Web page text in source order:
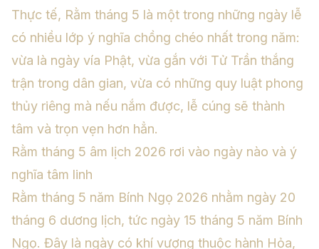
Thực tế, Rằm tháng 5 là một trong những ngày lễ
có nhiều lớp ý nghĩa chồng chéo nhất trong năm:
vừa là ngày vía Phật, vừa gắn với Tử Trần thắng
trận trong dân gian, vừa có những quy luật phong
thủy riêng mà nếu nắm được, lễ cúng sẽ thành
tâm và trọn vẹn hơn hẳn.
Rằm tháng 5 âm lịch 2026 rơi vào ngày nào và ý
nghĩa tâm linh
Rằm tháng 5 năm Bính Ngọ 2026 nhằm ngày 20
tháng 6 dương lịch, tức ngày 15 tháng 5 năm Bính
Ngọ. Đây là ngày có khí vượng thuộc hành Hỏa,